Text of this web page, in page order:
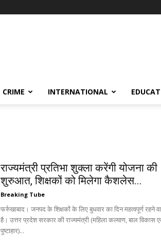
CRIME INTERNATIONAL
राज्यमंत्री प्रतिभा शुक्ला करेंगी योजना की
शुरुआत, शिक्षकों को मिलेगा कैशलेस...
Breaking Tube
फर्रुखाबाद। जनपद के शिक्षकों के लिए बुधवार का दिन महत्वपूर्ण रहने
है। उत्तर प्रदेश सरकार की राज्यमंत्री (महिला कल्याण, बाल विकास
पुष्टाहार)...